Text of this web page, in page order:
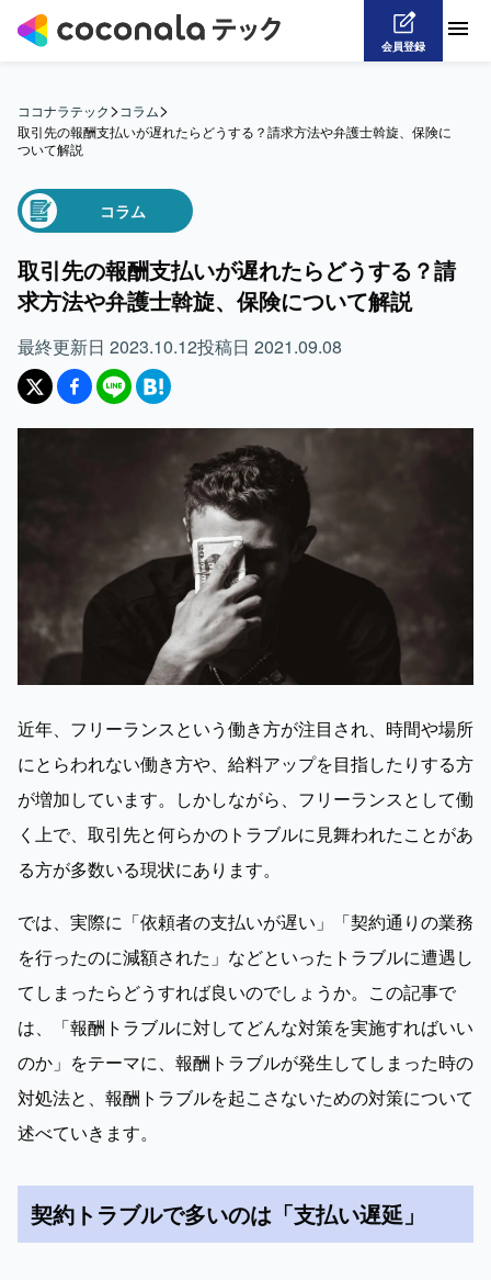
会員登録
ココナラテック> コラム>
取引先の報酬支払いが遅れたらどうする？請求方法や弁護士斡旋、保険に
ついて解説
コラム
取引先の報酬支払いが遅れたらどうする？請
求方法や弁護士斡旋、保険について解説
最終更新日 2023.10.12投稿日 2021.09.08
近年、フリーランスという働き方が注目され、時間や場所
にとらわれない働き方や、給料アップを目指したりする方
が増加しています。しかしながら、フリーランスとして働
く上で、取引先と何らかのトラブルに見舞われたことがあ
る方が多数いる現状にあります。
では、実際に「依頼者の支払いが遅い」「契約通りの業務
を行ったのに減額された」などといったトラブルに遭遇し
てしまったらどうすれば良いのでしょうか。この記事で
は、「報酬トラブルに対してどんな対策を実施すればいい
のか」をテーマに、報酬トラブルが発生してしまった時の
対処法と、報酬トラブルを起こさないための対策について
述べていきます。
契約トラブルで多いのは「支払い遅延」